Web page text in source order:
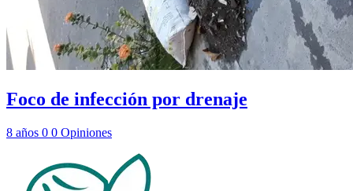
Foco de infección por drenaje
8 años 0 0 Opiniones